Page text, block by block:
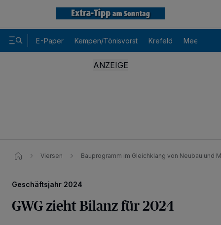
E-Paper Kempen/Tönisvorst Krefeld Meerbusch
Viersen Bauprogramm im Gleichklang von Neubau und
Geschäftsjahr 2024
GWG zieht Bilanz für 2024